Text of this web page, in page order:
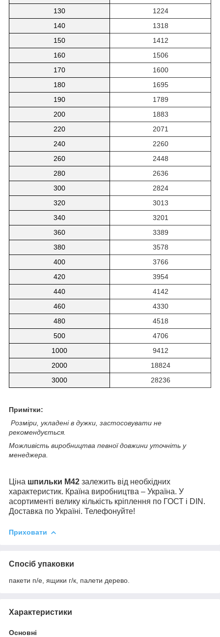
130
1224
140
1318
150
1412
160
1506
170
1600
180
1695
190
1789
200
1883
220
2071
240
2260
260
2448
280
2636
300
2824
320
3013
340
3201
360
3389
380
3578
400
3766
420
3954
440
4142
460
4330
480
4518
500
4706
1000
9412
2000
18824
3000
28236
Примітки:
Розміри, укладені в дужки, застосовувати не
рекомендується.
Можливість виробництва певної довжини уточніть у
менеджера.
Ціна шпильки М42 залежить від необхідних
характеристик. Країна виробництва – Україна. У
асортименті велику кількість кріплення по ГОСТ і DIN.
Доставка по Україні. Телефонуйте!
Приховати
Спосіб упаковки
пакети п/е, ящики г/к, палети дерево.
Характеристики
Основні